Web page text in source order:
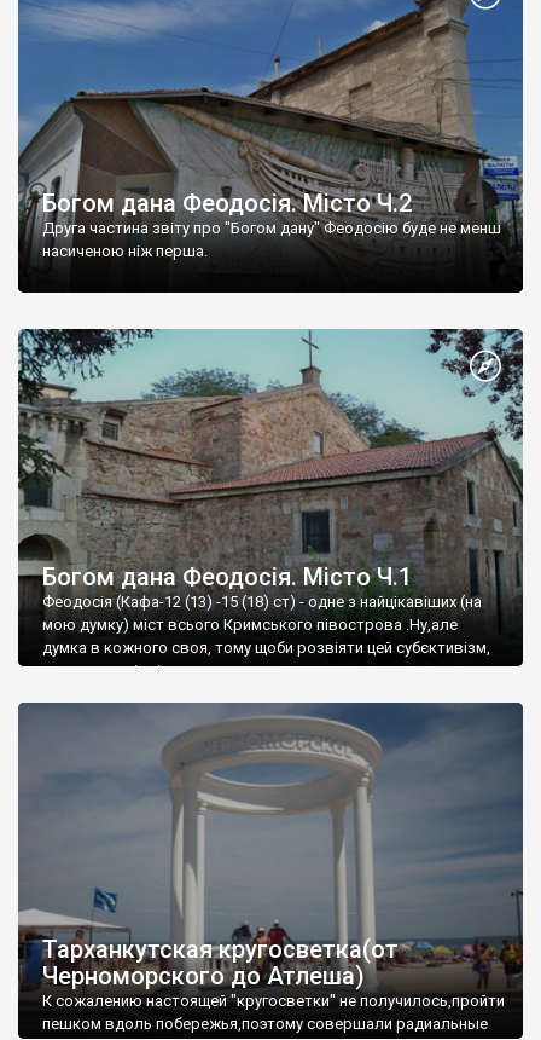
Богом дана Феодосія. Місто Ч.2
Друга частина звіту про "Богом дану" Феодосію буде не менш
насиченою ніж перша.
Богом дана Феодосія. Місто Ч.1
Феодосія (Кафа-12 (13) -15 (18) ст) - одне з найцікавіших (на
мою думку) міст всього Кримського півострова .Ну,але
думка в кожного своя, тому щоби розвіяти цей субєктивізм,
запрошую відвідати це
Тарханкутская кругосветка(от
Черноморского до Атлеша)
К сожалению настоящей "кругосветки" не получилось,пройти
пешком вдоль побережья,поэтому совершали радиальные